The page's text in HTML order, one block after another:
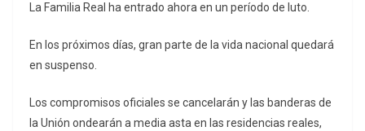
La Familia Real ha entrado ahora en un período de luto.
En los próximos días, gran parte de la vida nacional quedará
en suspenso.
Los compromisos oficiales se cancelarán y las banderas de
la Unión ondearán a media asta en las residencias reales,